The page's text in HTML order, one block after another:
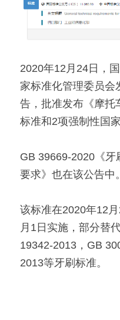
2020年12月24日，
家标准化管理委员会
告，批准发布《摩托
标准和2项强制性国
GB 39669-2020《
要求》也在该公告中。
该标准在2020年12
月1日实施，部分替
19342-2013，GB
2013等牙刷标准。